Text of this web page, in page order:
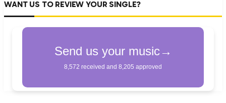
WANT US TO REVIEW YOUR SINGLE?